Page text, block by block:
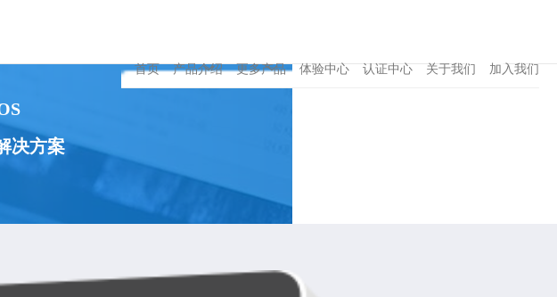
首页 产品介绍
 更多产品
 体验中心 认证中心 关于我们 加入我们
决方案